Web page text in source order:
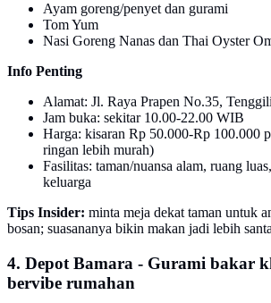
Ayam goreng/penyet dan gurami
Tom Yum
Nasi Goreng Nanas dan Thai Oyster
Info Penting
Alamat: Jl. Raya Prapen No.35,
Jam buka: sekitar 10.00-22.00 WIB
Harga: kisaran Rp 50.000-Rp 100.000
ringan lebih murah)
Fasilitas: taman/nuansa alam, ruang
keluarga
Tips Insider: minta meja dekat taman untuk
bosan; suasananya bikin makan jadi lebih
4. Depot Bamara - Gurami bakar
bervibe rumahan